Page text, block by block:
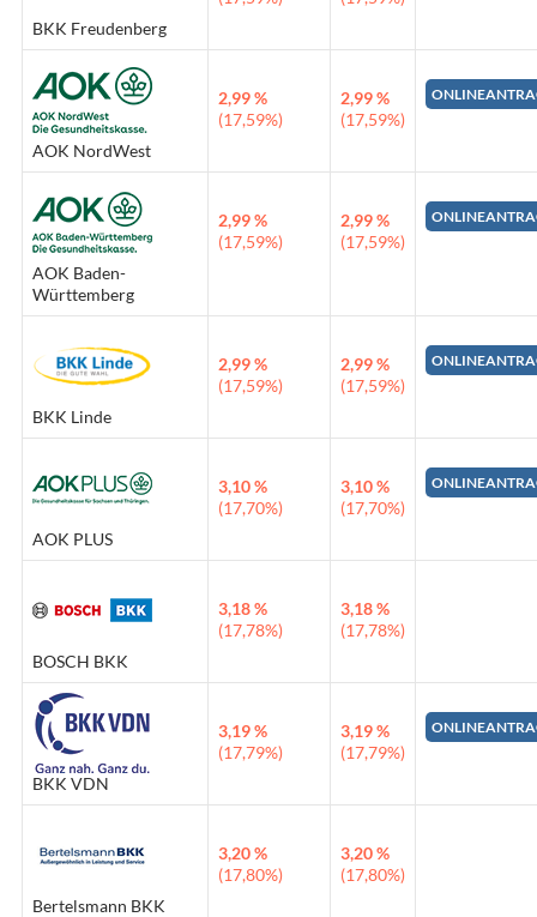
BKK Freudenberg
AOK NordWest
2,99 %
(17,59%)
2,99 %
(17,59%)
AOK Baden-
Württemberg
2,99 %
(17,59%)
2,99 %
(17,59%)
BKK Linde
2,99 %
(17,59%)
2,99 %
(17,59%)
AOK PLUS
3,10 %
(17,70%)
3,10 %
(17,70%)
BOSCH BKK
3,18 %
(17,78%)
3,18 %
(17,78%)
BKK VDN
3,19 %
(17,79%)
3,19 %
(17,79%)
Bertelsmann BKK
3,20 %
(17,80%)
3,20 %
(17,80%)